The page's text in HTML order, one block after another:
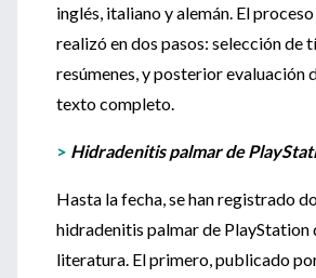
inglés, italiano y alemán. El
realizó en dos pasos: selección de
resúmenes, y posterior evaluación
texto completo.
> Hidradenitis palmar de
Hasta la fecha, se han registrado
hidradenitis palmar de PlayStation
literatura. El primero, publicado